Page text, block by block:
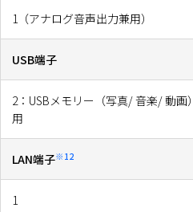
1（アナログ音声出力兼用）
USB端子
2：USBメモリー（写真/ 音楽/ 動画
用
LAN端子※12
1